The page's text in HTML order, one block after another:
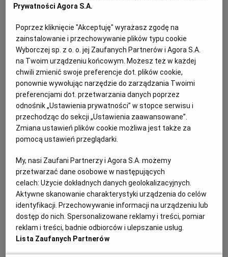
KOSZALIN
KRAKÓW
LUBLIN
ŁÓDŹ
OLSZTYN
OPOLE
PŁOCK
TOK FM
SPORT.PL
PUBLIO.PL
KULTURALNYSKLEP.PL
DZIECKO
ZDROWIE
POGODA
Nie masz czasu, pomysłu albo zapasów w lodówce,
żeby przygotować posiłek? Idealnie sprawdzi się tu
szybka przekąska ze skyrem, dżemem i orzechami,
którą przygotujemy w 5 minut albo szybciej.
Prywatności Agora S.A.
Poprzez kliknięcie "Akceptuję" wyrażasz zgodę na
zainstalowanie i przechowywanie plików typu cookie
Wyborczej sp. z o. o. jej Zaufanych Partnerów i Agora S.A.
na Twoim urządzeniu końcowym. Możesz też w każdej
chwili zmienić swoje preferencje dot. plików cookie,
ponownie wywołując narzędzie do zarządzania Twoimi
preferencjami dot. przetwarzania danych poprzez
odnośnik „Ustawienia prywatności” w stopce serwisu i
przechodząc do sekcji „Ustawienia zaawansowane”.
Zmiana ustawień plików cookie możliwa jest także za
pomocą ustawień przeglądarki.
My, nasi Zaufani Partnerzy i Agora S.A. możemy
przetwarzać dane osobowe w następujących
celach:Użycie dokładnych danych geolokalizacyjnych.
Aktywne skanowanie charakterystyki urządzenia do celów
identyfikacji. Przechowywanie informacji na urządzeniu lub
dostęp do nich. Spersonalizowane reklamy i treści, pomiar
reklam i treści, badnie odbiorców i ulepszanie usług.
Lista Zaufanych Partnerów